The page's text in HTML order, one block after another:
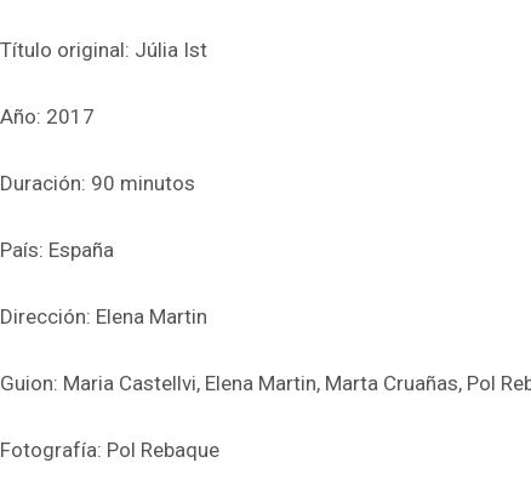
Título original: Júlia Ist
Año: 2017
Duración: 90 minutos
País: España
Dirección: Elena Martin
Guion: Maria Castellvi, Elena Martin, Marta Cruañas, Pol
Fotografía: Pol Rebaque